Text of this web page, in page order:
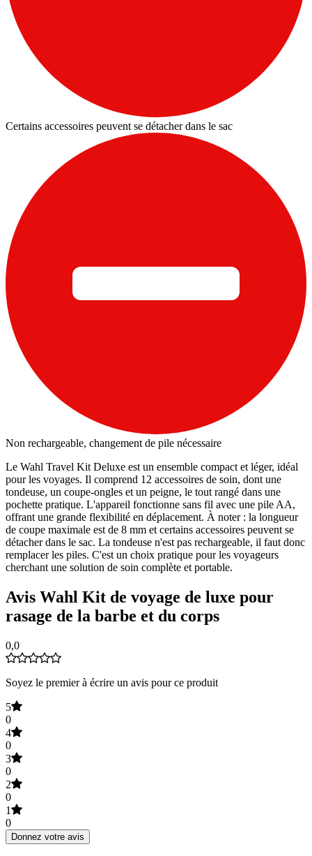
Certains accessoires peuvent se détacher dans le sac
Non rechargeable, changement de pile nécessaire
Le Wahl Travel Kit Deluxe est un ensemble compact et léger, idéal
pour les voyages. Il comprend 12 accessoires de soin, dont une
tondeuse, un coupe-ongles et un peigne, le tout rangé dans une
pochette pratique. L'appareil fonctionne sans fil avec une pile AA,
offrant une grande flexibilité en déplacement. À noter : la longueur
de coupe maximale est de 8 mm et certains accessoires peuvent se
détacher dans le sac. La tondeuse n'est pas rechargeable, il faut donc
remplacer les piles. C'est un choix pratique pour les voyageurs
cherchant une solution de soin complète et portable.
Avis Wahl Kit de voyage de luxe pour
rasage de la barbe et du corps
0,0
Soyez le premier à écrire un avis pour ce produit
5
0
4
0
3
0
2
0
1
0
Donnez votre avis